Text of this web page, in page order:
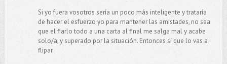
Si yo fuera vosotros sería un poco más inteligente y trataría
de hacer el esfuerzo yo para mantener las amistades, no sea
que el fiarlo todo a una carta al final me salga mal y acabe
solo/a, y superado por la situación. Entonces sí que lo vas a
flipar.